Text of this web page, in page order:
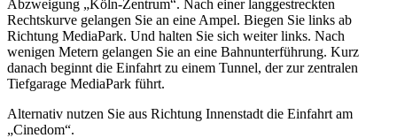
Abzweigung „Köln-Zentrum“. Nach einer langgestreckten
Rechtskurve gelangen Sie an eine Ampel. Biegen Sie links ab
Richtung MediaPark. Und halten Sie sich weiter links. Nach
wenigen Metern gelangen Sie an eine Bahnunterführung. Kurz
danach beginnt die Einfahrt zu einem Tunnel, der zur zentralen
Tiefgarage MediaPark führt.
Alternativ nutzen Sie aus Richtung Innenstadt die Einfahrt am
„Cinedom“.